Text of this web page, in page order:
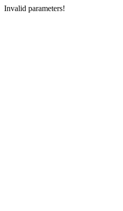
Invalid parameters!